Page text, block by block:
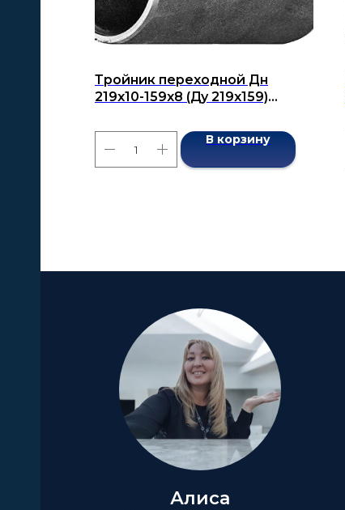
Тройник переходной Дн
219x10-159x8 (Ду 219x159)
В корзину
Алиса